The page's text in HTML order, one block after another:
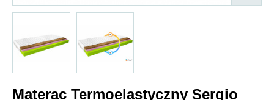
Materac Termoelastyczny Sergio